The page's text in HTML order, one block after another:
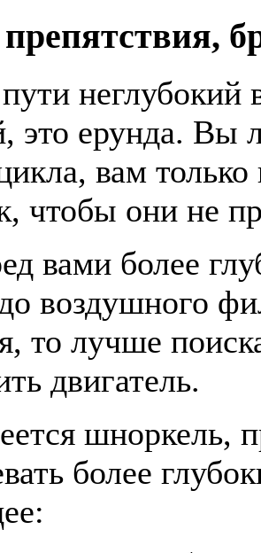
неглубокий
это ерунда. Вы
вам
чтобы они не
вами более
воздушного
то лучше
двигатель.
шноркель,
более